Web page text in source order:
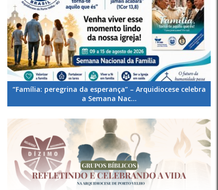
“Família: peregrina da esperança” – Arquidiocese celebra
a Semana Nac...